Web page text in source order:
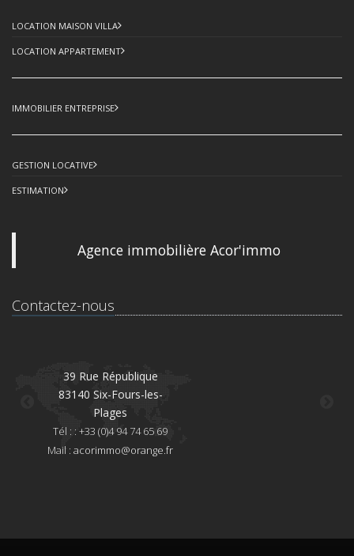
LOCATION MAISON VILLA
LOCATION APPARTEMENT
IMMOBILIER ENTREPRISE
GESTION LOCATIVE
ESTIMATION
Agence immobilière Acor'immo
Contactez-nous
39 Rue République
83140 Six-Fours-les-
Plages
Tél : : +33 (0)4 94 74 65 69
Mail : acorimmo@orange.fr